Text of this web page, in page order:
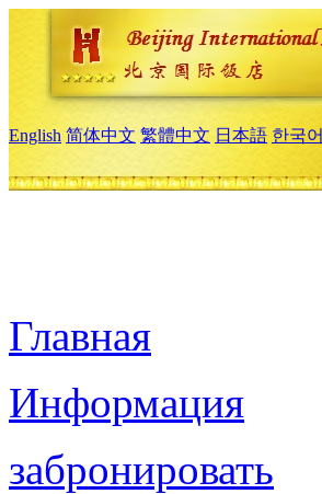
English 简体中文 繁體中文 日本語 한국어
Главная
Информация
забронировать